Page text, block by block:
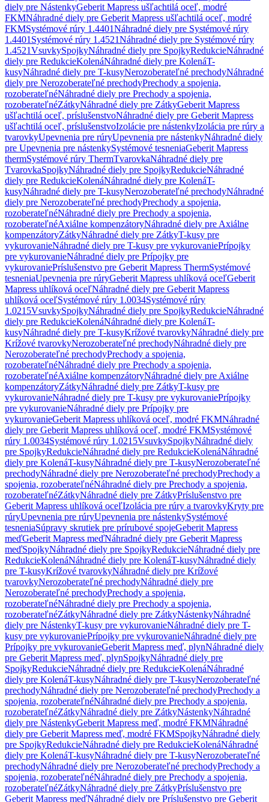
diely pre NástenkyGeberit Mapress ušľachtilá oceľ, modré
FKMNáhradné diely pre Geberit Mapress ušľachtilá oceľ, modré
FKMSystémové rúry 1.4401Náhradné diely pre Systémové rúry
1.4401 Systémové rúry 1.4521Náhradné diely pre Systémové rúry
1.4521VsuvkySpojkyNáhradné diely pre SpojkyRedukcieNáhradné
diely pre RedukcieKolenáNáhradné diely pre KolenáT-
kusyNáhradné diely pre T-kusyNerozoberateľné prechodyNáhradné
diely pre Nerozoberateľné prechodyPrechody a spojenia,
rozoberateľnéNáhradné diely pre Prechody a spojenia,
rozoberateľnéZátkyNáhradné diely pre ZátkyGeberit Mapress
ušľachtilá oceľ, príslušenstvoNáhradné diely pre Geberit Mapress
ušľachtilá oceľ, príslušenstvoIzolácie pre nástenkyIzolácia pre rúry a
tvarovkyUpevnenia pre rúryUpevnenia pre nástenkyNáhradné diely
pre Upevnenia pre nástenkySystémové tesneniaGeberit Mapress
thermSystémové rúry ThermTvarovkaNáhradné diely pre
TvarovkaSpojkyNáhradné diely pre SpojkyRedukcieNáhradné
diely pre RedukcieKolenáNáhradné diely pre KolenáT-
kusyNáhradné diely pre T-kusyNerozoberateľné prechodyNáhradné
diely pre Nerozoberateľné prechodyPrechody a spojenia,
rozoberateľnéNáhradné diely pre Prechody a spojenia,
rozoberateľnéAxiálne kompenzátoryNáhradné diely pre Axiálne
kompenzátoryZátkyNáhradné diely pre ZátkyT-kusy pre
vykurovanieNáhradné diely pre T-kusy pre vykurovaniePrípojky
pre vykurovanieNáhradné diely pre Prípojky pre
vykurovaniePríslušenstvo pre Geberit Mapress ThermSystémové
tesneniaUpevnenia pre rúryGeberit Mapress uhlíková oceľGeberit
Mapress uhlíková oceľNáhradné diely pre Geberit Mapress
uhlíková oceľSystémové rúry 1.0034Systémové rúry
1.0215VsuvkySpojkyNáhradné diely pre SpojkyRedukcieNáhradné
diely pre RedukcieKolenáNáhradné diely pre KolenáT-
kusyNáhradné diely pre T-kusyKrížové tvarovkyNáhradné diely pre
Krížové tvarovkyNerozoberateľné prechodyNáhradné diely pre
Nerozoberateľné prechodyPrechody a spojenia,
rozoberateľnéNáhradné diely pre Prechody a spojenia,
rozoberateľnéAxiálne kompenzátoryNáhradné diely pre Axiálne
kompenzátoryZátkyNáhradné diely pre ZátkyT-kusy pre
vykurovanieNáhradné diely pre T-kusy pre vykurovaniePrípojky
pre vykurovanieNáhradné diely pre Prípojky pre
vykurovanieGeberit Mapress uhlíková oceľ, modré FKMNáhradné
diely pre Geberit Mapress uhlíková oceľ, modré FKMSystémové
rúry 1.0034Systémové rúry 1.0215VsuvkySpojkyNáhradné diely
pre SpojkyRedukcieNáhradné diely pre RedukcieKolenáNáhradné
diely pre KolenáT-kusyNáhradné diely pre T-kusyNerozoberateľné
prechodyNáhradné diely pre Nerozoberateľné prechodyPrechody a
spojenia, rozoberateľnéNáhradné diely pre Prechody a spojenia,
rozoberateľnéZátkyNáhradné diely pre ZátkyPríslušenstvo pre
Geberit Mapress uhlíková oceľIzolácia pre rúry a tvarovkyKryty pre
rúryUpevnenia pre rúryUpevnenia pre nástenkySystémové
tesneniaSúpravy skrutiek pre prírubové spojeGeberit Mapress
meďGeberit Mapress meďNáhradné diely pre Geberit Mapress
meďSpojkyNáhradné diely pre SpojkyRedukcieNáhradné diely pre
RedukcieKolenáNáhradné diely pre KolenáT-kusyNáhradné diely
pre T-kusyKrížové tvarovkyNáhradné diely pre Krížové
tvarovkyNerozoberateľné prechodyNáhradné diely pre
Nerozoberateľné prechodyPrechody a spojenia,
rozoberateľnéNáhradné diely pre Prechody a spojenia,
rozoberateľnéZátkyNáhradné diely pre ZátkyNástenkyNáhradné
diely pre NástenkyT-kusy pre vykurovanieNáhradné diely pre T-
kusy pre vykurovaniePrípojky pre vykurovanieNáhradné diely pre
Prípojky pre vykurovanieGeberit Mapress meď, plynNáhradné diely
pre Geberit Mapress meď, plynSpojkyNáhradné diely pre
SpojkyRedukcieNáhradné diely pre RedukcieKolenáNáhradné
diely pre KolenáT-kusyNáhradné diely pre T-kusyNerozoberateľné
prechodyNáhradné diely pre Nerozoberateľné prechodyPrechody a
spojenia, rozoberateľnéNáhradné diely pre Prechody a spojenia,
rozoberateľnéZátkyNáhradné diely pre ZátkyNástenkyNáhradné
diely pre NástenkyGeberit Mapress meď, modré FKMNáhradné
diely pre Geberit Mapress meď, modré FKMSpojkyNáhradné diely
pre SpojkyRedukcieNáhradné diely pre RedukcieKolenáNáhradné
diely pre KolenáT-kusyNáhradné diely pre T-kusyNerozoberateľné
prechodyNáhradné diely pre Nerozoberateľné prechodyPrechody a
spojenia, rozoberateľnéNáhradné diely pre Prechody a spojenia,
rozoberateľnéZátkyNáhradné diely pre ZátkyPríslušenstvo pre
Geberit Mapress meďNáhradné diely pre Príslušenstvo pre Geberit